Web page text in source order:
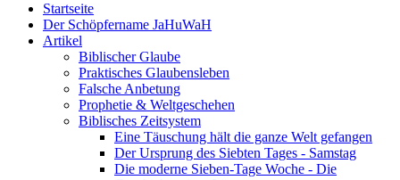
Startseite
Der Schöpfername JaHuWaH
Artikel
Biblischer Glaube
Praktisches Glaubensleben
Falsche Anbetung
Prophetie & Weltgeschehen
Biblisches Zeitsystem
Eine Täuschung hält die ganze Welt gefangen
Der Ursprung des Siebten Tages - Samstag
Die moderne Sieben-Tage Woche - Die